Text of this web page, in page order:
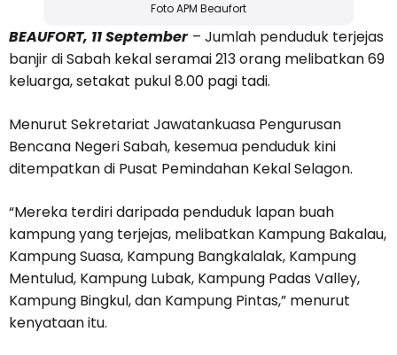
Foto APM Beaufort
BEAUFORT, 11 September – Jumlah penduduk terjejas
banjir di Sabah kekal seramai 213 orang melibatkan 69
keluarga, setakat pukul 8.00 pagi tadi.
Menurut Sekretariat Jawatankuasa Pengurusan
Bencana Negeri Sabah, kesemua penduduk kini
ditempatkan di Pusat Pemindahan Kekal Selagon.
“Mereka terdiri daripada penduduk lapan buah
kampung yang terjejas, melibatkan Kampung Bakalau,
Kampung Suasa, Kampung Bangkalalak, Kampung
Mentulud, Kampung Lubak, Kampung Padas Valley,
Kampung Bingkul, dan Kampung Pintas,” menurut
kenyataan itu.